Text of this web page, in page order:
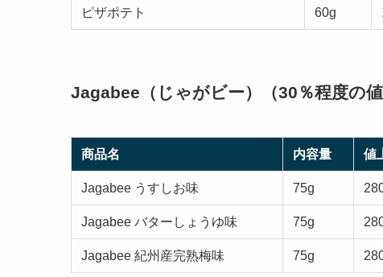
ピザポテト 60g
Jagabee（じゃがビー）（30％程度の値
商品名 内容量 値
Jagabee うすしお味 75g
Jagabee バターしょうゆ味 75g
Jagabee 紀州産完熟梅味 75g